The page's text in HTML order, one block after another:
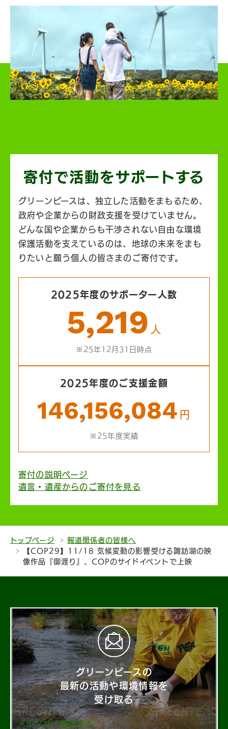
寄付で活動をサポートする
グリーンピースは、独立した活動をまもるため、
政府や企業からの財政支援を受けていません。
どんな国や企業からも干渉されない自由な環境
保護活動を支えているのは、地球の未来をまも
りたいと願う個人の皆さまのご寄付です。
2025年度のサポーター人数
5,219 人
※25年12月31日時点
2025年度のご支援金額
146,156,084 円
※25年度実績
寄付の説明ページ
遺言・遺産からのご寄付を見る
トップページ
報道関係者の皆様へ
【COP29】11/18 気候変動の影響受ける諏訪湖の映
像作品『御渡り』、COPのサイドイベントで上映
グリーンピースの
最新の活動や環境情報を
受け取る
メルマガに登録する